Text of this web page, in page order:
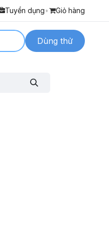
Tuyển dụng• Giỏ hàng
Dùng thử